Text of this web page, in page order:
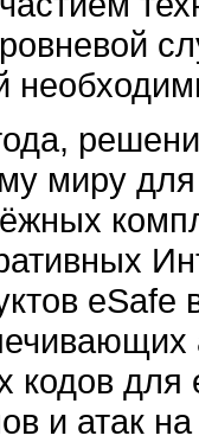
миру
eSafe
кодов для
и атак